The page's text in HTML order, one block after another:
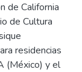
de California
de Cultura
residencias
(México) y el